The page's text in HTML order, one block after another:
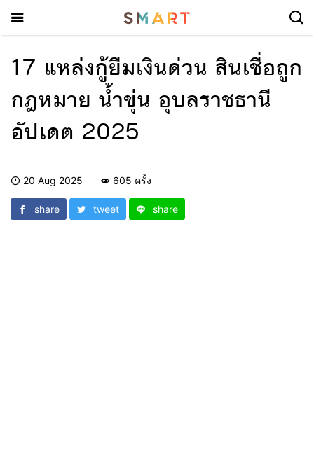
17 แหล่งกู้ยืมเงินด่วน สินเชื่อถูก
กฎหมาย น้ำขุ่น อุบลราชธานี
อัปเดต 2025
20 Aug 2025 605 ครั้ง
share tweet share